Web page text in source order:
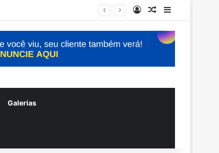
EntrarArtigo aleatório
Barra Lateral
Galerias